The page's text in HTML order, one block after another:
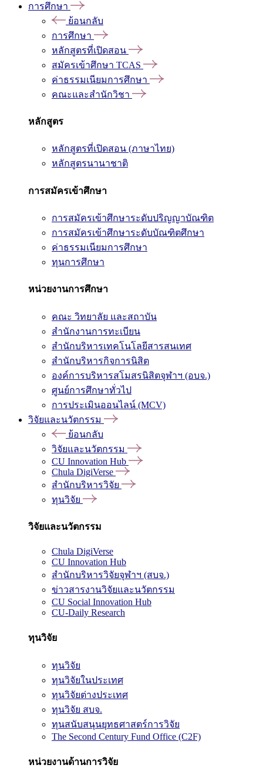
การศึกษา
ย้อนกลับ
การศึกษา
หลักสูตรที่เปิดสอน
สมัครเข้าศึกษา TCAS
ค่าธรรมเนียมการศึกษา
คณะและสำนักวิชา
หลักสูตร
หลักสูตรที่เปิดสอน (ภาษาไทย)
หลักสูตรนานาชาติ
การสมัครเข้าศึกษา
การสมัครเข้าศึกษาระดับปริญญาบัณฑิต
การสมัครเข้าศึกษาระดับบัณฑิตศึกษา
ค่าธรรมเนียมการศึกษา
ทุนการศึกษา
หน่วยงานการศึกษา
คณะ วิทยาลัย และสถาบัน
สำนักงานการทะเบียน
สำนักบริหารเทคโนโลยีสารสนเทศ
สำนักบริหารกิจการนิสิต
องค์การบริหารสโมสรนิสิตจุฬาฯ (อบจ.)
ศูนย์การศึกษาทั่วไป
การประเมินออนไลน์ (MCV)
วิจัยและนวัตกรรม
ย้อนกลับ
วิจัยและนวัตกรรม
CU Innovation Hub
Chula DigiVerse
สำนักบริหารวิจัย
ทุนวิจัย
วิจัยและนวัตกรรม
Chula DigiVerse
CU Innovation Hub
สำนักบริหารวิจัยจุฬาฯ (สบจ.)
ข่าวสารงานวิจัยและนวัตกรรม
CU Social Innovation Hub
CU-Daily Research
ทุนวิจัย
ทุนวิจัย
ทุนวิจัยในประเทศ
ทุนวิจัยต่างประเทศ
ทุนวิจัย สบจ.
ทุนสนับสนุนยุทธศาสตร์การวิจัย
The Second Century Fund Office (C2F)
หน่วยงานด้านการวิจัย